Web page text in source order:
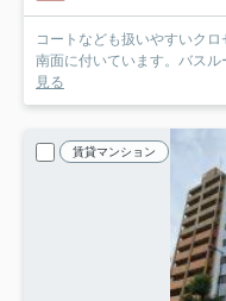
コートなども扱いやすいク
南面に付いています。バスル
見る
賃貸マンション